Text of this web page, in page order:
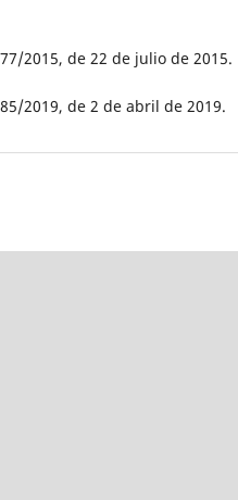
2015, de 22 de julio de 2015.
2019, de 2 de abril de 2019.